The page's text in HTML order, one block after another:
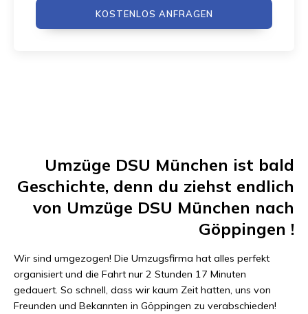
KOSTENLOS ANFRAGEN
Umzüge DSU München ist bald
Geschichte, denn du ziehst endlich
von Umzüge DSU München nach
Göppingen !
Wir sind umgezogen! Die Umzugsfirma hat alles perfekt
organisiert und die Fahrt nur 2 Stunden 17 Minuten
gedauert. So schnell, dass wir kaum Zeit hatten, uns von
Freunden und Bekannten in Göppingen zu verabschieden!